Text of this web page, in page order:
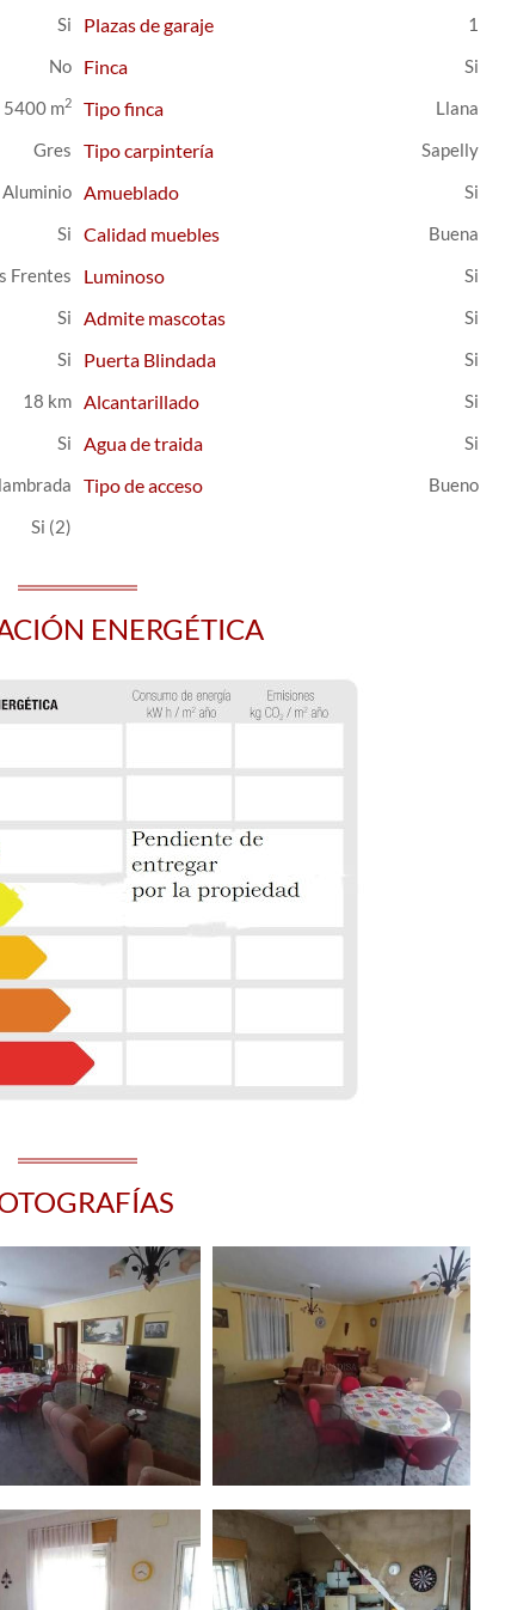
Plazas de garaje 1
Finca
5400 m2 Tipo finca Llana
Gres Tipo carpintería Sapelly
Aluminio Amueblado
Calidad muebles Buena
Frentes
Luminoso
Admite mascotas
Puerta Blindada
18 km Alcantarillado
Agua de traida
Tipo de acceso Bueno
(2)
ENERGÉTICA